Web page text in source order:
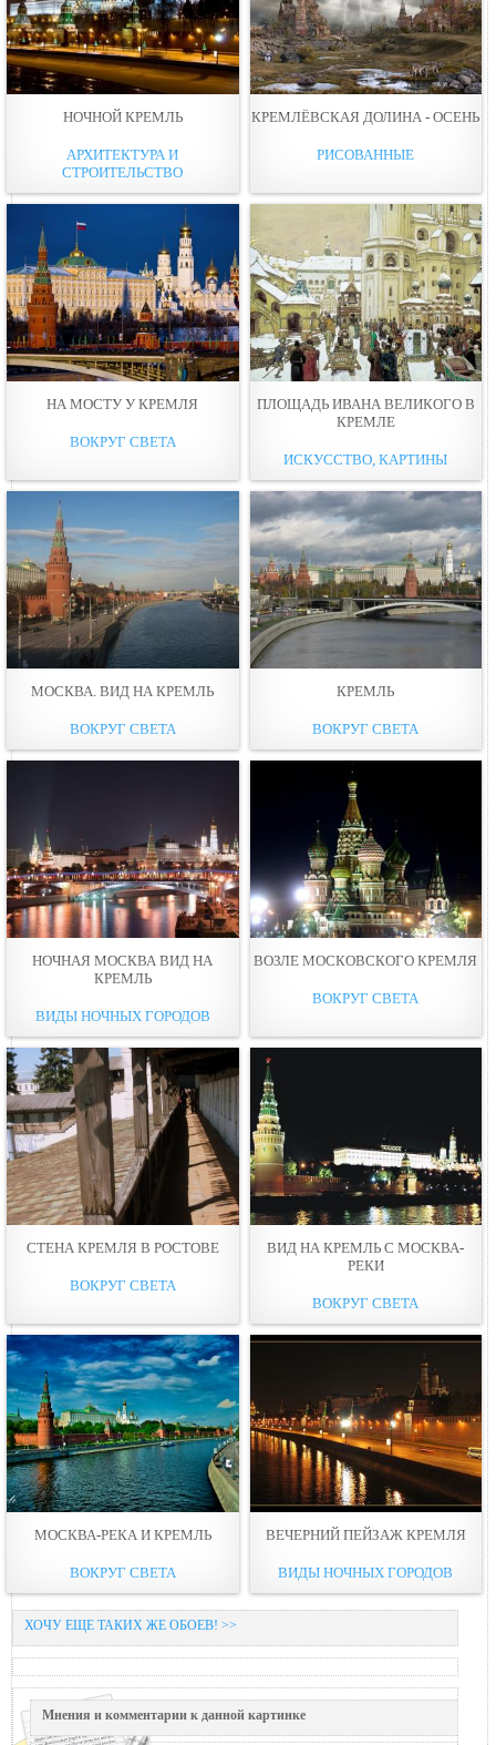
НОЧНОЙ КРЕМЛЬ
АРХИТЕКТУРА И
СТРОИТЕЛЬСТВО
КРЕМЛЁВСКАЯ ДОЛИНА - ОСЕНЬ
РИСОВАННЫЕ
НА МОСТУ У КРЕМЛЯ
ВОКРУГ СВЕТА
ПЛОЩАДЬ ИВАНА ВЕЛИКОГО В
КРЕМЛЕ
ИСКУССТВО, КАРТИНЫ
МОСКВА. ВИД НА КРЕМЛЬ
ВОКРУГ СВЕТА
КРЕМЛЬ
ВОКРУГ СВЕТА
НОЧНАЯ МОСКВА ВИД НА
КРЕМЛЬ
ВИДЫ НОЧНЫХ ГОРОДОВ
ВОЗЛЕ МОСКОВСКОГО КРЕМЛЯ
ВОКРУГ СВЕТА
СТЕНА КРЕМЛЯ В РОСТОВЕ
ВОКРУГ СВЕТА
ВИД НА КРЕМЛЬ С МОСКВА-
РЕКИ
ВОКРУГ СВЕТА
МОСКВА-РЕКА И КРЕМЛЬ
ВОКРУГ СВЕТА
ВЕЧЕРНИЙ ПЕЙЗАЖ КРЕМЛЯ
ВИДЫ НОЧНЫХ ГОРОДОВ
ХОЧУ ЕЩЕ ТАКИХ ЖЕ ОБОЕВ! >>
Мнения и комментарии к данной картинке